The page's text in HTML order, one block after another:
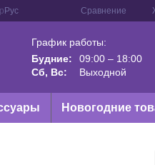
Рус Сравнение
График работы:
Будние:
09:00 – 18:00
Сб, Вс:
Выходной
Новогодние